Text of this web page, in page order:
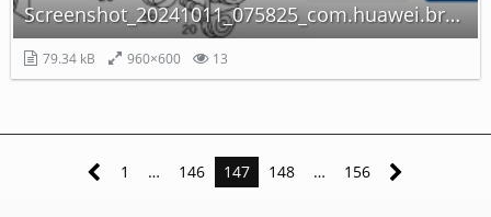
Screenshot_20241011_075825_com.huawei.browser.jpg
79.34 kB 960×600 13
1 … 146 147 148 … 156